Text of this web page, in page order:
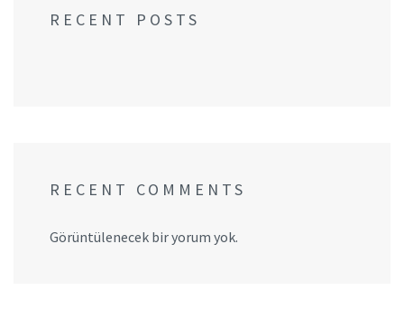
RECENT POSTS
RECENT COMMENTS
Görüntülenecek bir yorum yok.